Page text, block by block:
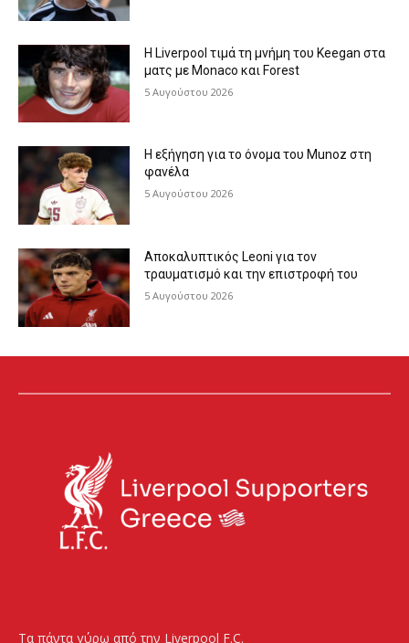
Η Liverpool τιμά τη μνήμη του Keegan στα
ματς με Monaco και Forest
5 Αυγούστου 2026
Η εξήγηση για το όνομα του Munoz στη
φανέλα
5 Αυγούστου 2026
Αποκαλυπτικός Leoni για τον
τραυματισμό και την επιστροφή του
5 Αυγούστου 2026
Τα πάντα γύρω από την Liverpool F.C.